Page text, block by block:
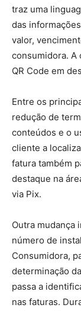
traz uma
das
valor,
consumidora. A
QR Code em
Entre os
redução de
conteúdos e o
cliente a
fatura também
destaque na
via Pix.
Outra mudança
número de
Consumidora,
determinação
passa a
nas faturas.